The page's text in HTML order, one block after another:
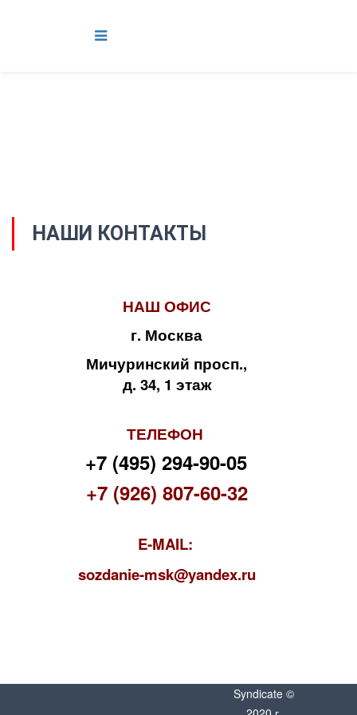
НАШИ КОНТАКТЫ
НАШ ОФИС
г. Москва
Мичуринский просп.,
д. 34, 1 этаж
ТЕЛЕФОН
+7 (495) 294-90-05
+7 (926) 807-60-32
E-MAIL:
sozdanie-msk@yandex.ru
Syndicate ©